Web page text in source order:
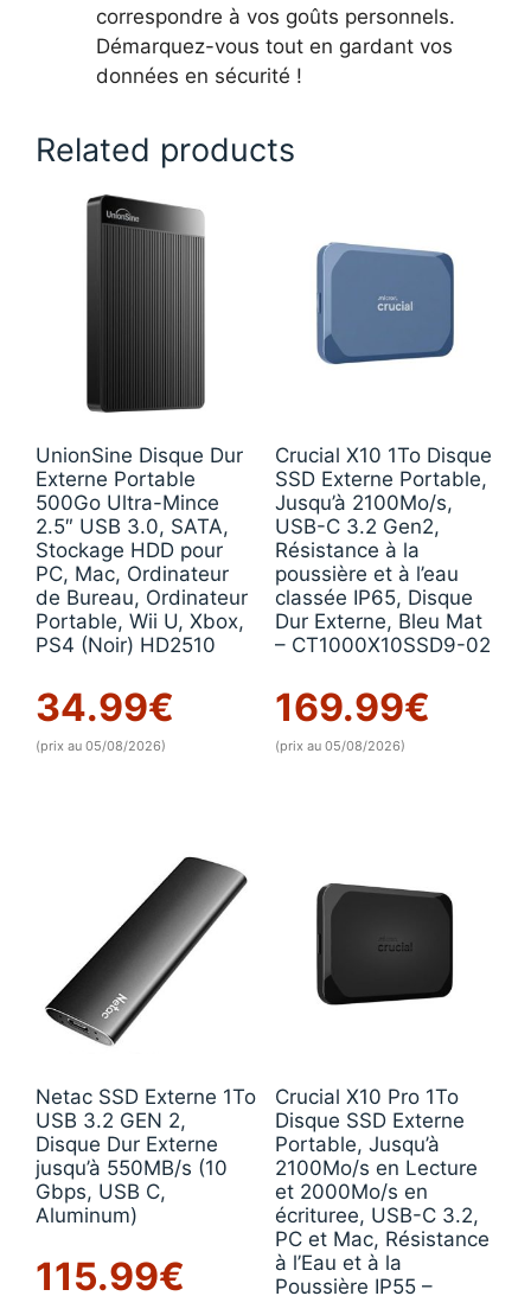
correspondre à vos goûts personnels.
Démarquez-vous tout en gardant vos
données en sécurité !
Related products
UnionSine Disque Dur
Externe Portable
500Go Ultra-Mince
2.5″ USB 3.0, SATA,
Stockage HDD pour
PC, Mac, Ordinateur
de Bureau, Ordinateur
Portable, Wii U, Xbox,
PS4 (Noir) HD2510
34.99€
(prix au 05/08/2026)
Crucial X10 1To Disque
SSD Externe Portable,
Jusqu’à 2100Mo/s,
USB-C 3.2 Gen2,
Résistance à la
poussière et à l’eau
classée IP65, Disque
Dur Externe, Bleu Mat
– CT1000X10SSD9-02
169.99€
(prix au 05/08/2026)
Netac SSD Externe 1To
USB 3.2 GEN 2,
Disque Dur Externe
jusqu’à 550MB/s (10
Gbps, USB C,
Aluminum)
115.99€
Crucial X10 Pro 1To
Disque SSD Externe
Portable, Jusqu’à
2100Mo/s en Lecture
et 2000Mo/s en
écrituree, USB-C 3.2,
PC et Mac, Résistance
à l’Eau et à la
Poussière IP55 –